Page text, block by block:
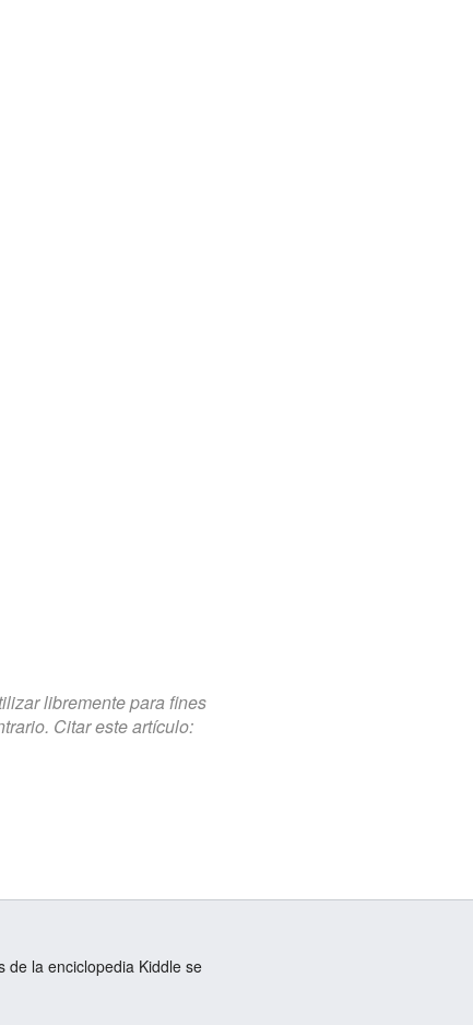
libremente para fines
Citar este artículo:
de la enciclopedia Kiddle se